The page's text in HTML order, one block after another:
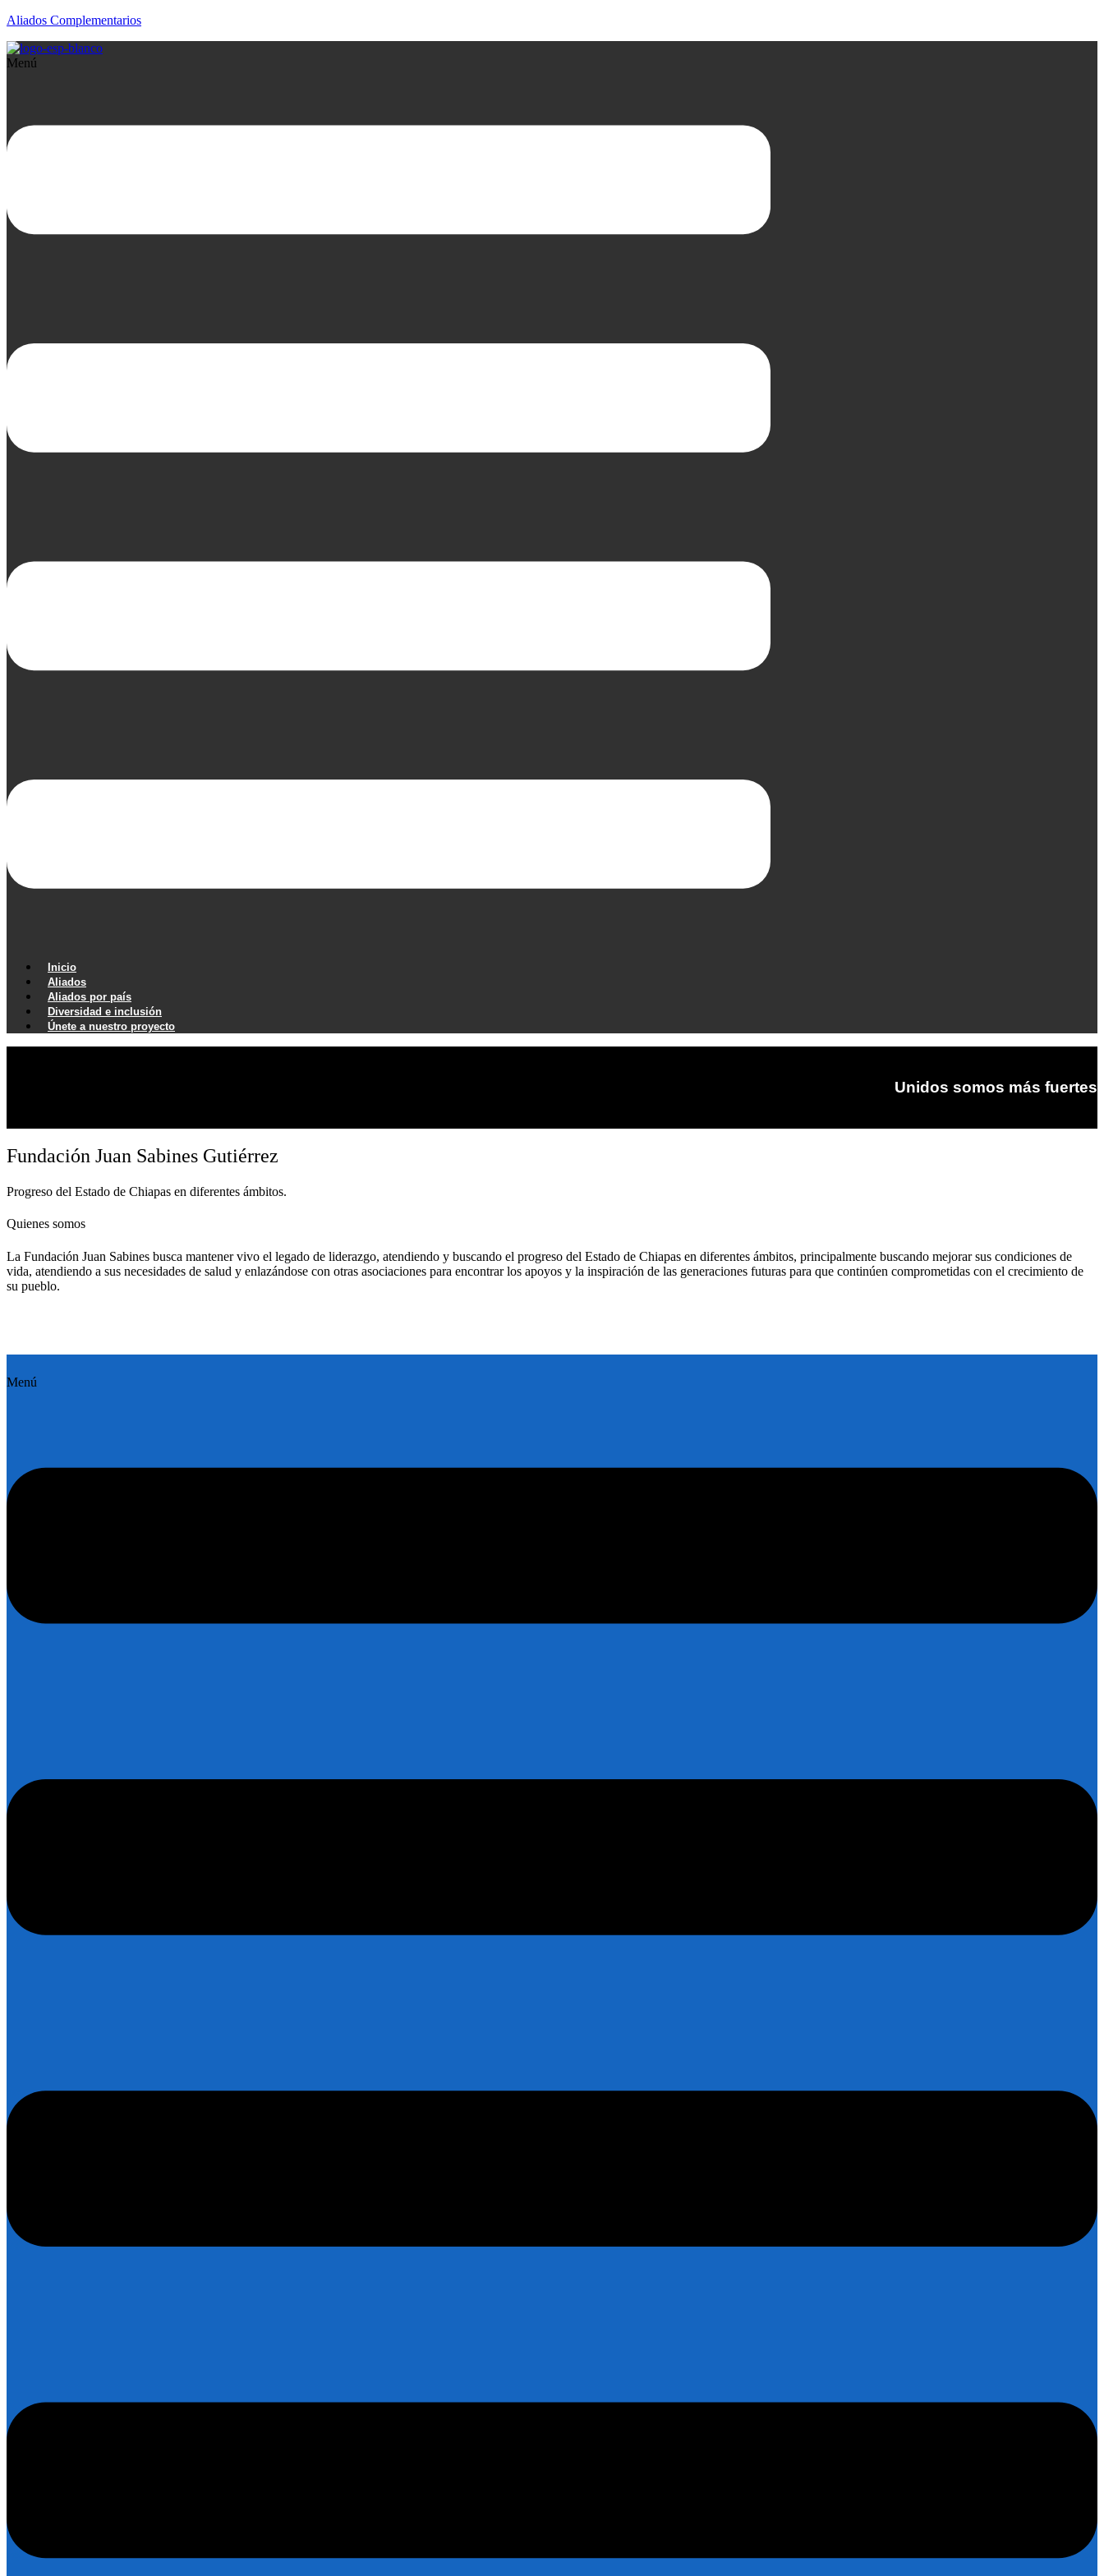
Aliados Complementarios
Menú
Inicio
Aliados
Aliados por país
Diversidad e inclusión
Únete a nuestro proyecto
Unidos somos más fuertes
Fundación Juan Sabines Gutiérrez
Progreso del Estado de Chiapas en diferentes ámbitos.
Quienes somos
La Fundación Juan Sabines busca mantener vivo el legado de liderazgo, atendiendo y buscando el progreso del Estado de Chiapas en diferentes ámbitos, principalmente buscando mejorar sus condiciones de
vida, atendiendo a sus necesidades de salud y enlazándose con otras asociaciones para encontrar los apoyos y la inspiración de las generaciones futuras para que continúen comprometidas con el crecimiento de
su pueblo.
Menú